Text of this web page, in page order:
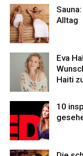
Alltag
Eva
Haiti
10